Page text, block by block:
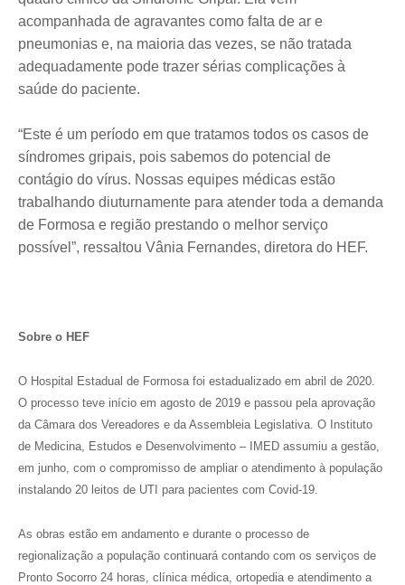
acompanhada de agravantes como falta de ar e
pneumonias e, na maioria das vezes, se não tratada
adequadamente pode trazer sérias complicações à
saúde do paciente.
“Este é um período em que tratamos todos os casos de
síndromes gripais, pois sabemos do potencial de
contágio do vírus. Nossas equipes médicas estão
trabalhando diuturnamente para atender toda a demanda
de Formosa e região prestando o melhor serviço
possível”, ressaltou Vânia Fernandes, diretora do HEF.
Sobre o HEF
O Hospital Estadual de Formosa foi estadualizado em abril de 2020.
O processo teve início em agosto de 2019 e passou pela aprovação
da Câmara dos Vereadores e da Assembleia Legislativa. O Instituto
de Medicina, Estudos e Desenvolvimento – IMED assumiu a gestão,
em junho, com o compromisso de ampliar o atendimento à população
instalando 20 leitos de UTI para pacientes com Covid-19.
As obras estão em andamento e durante o processo de
regionalização a população continuará contando com os serviços de
Pronto Socorro 24 horas, clínica médica, ortopedia e atendimento a